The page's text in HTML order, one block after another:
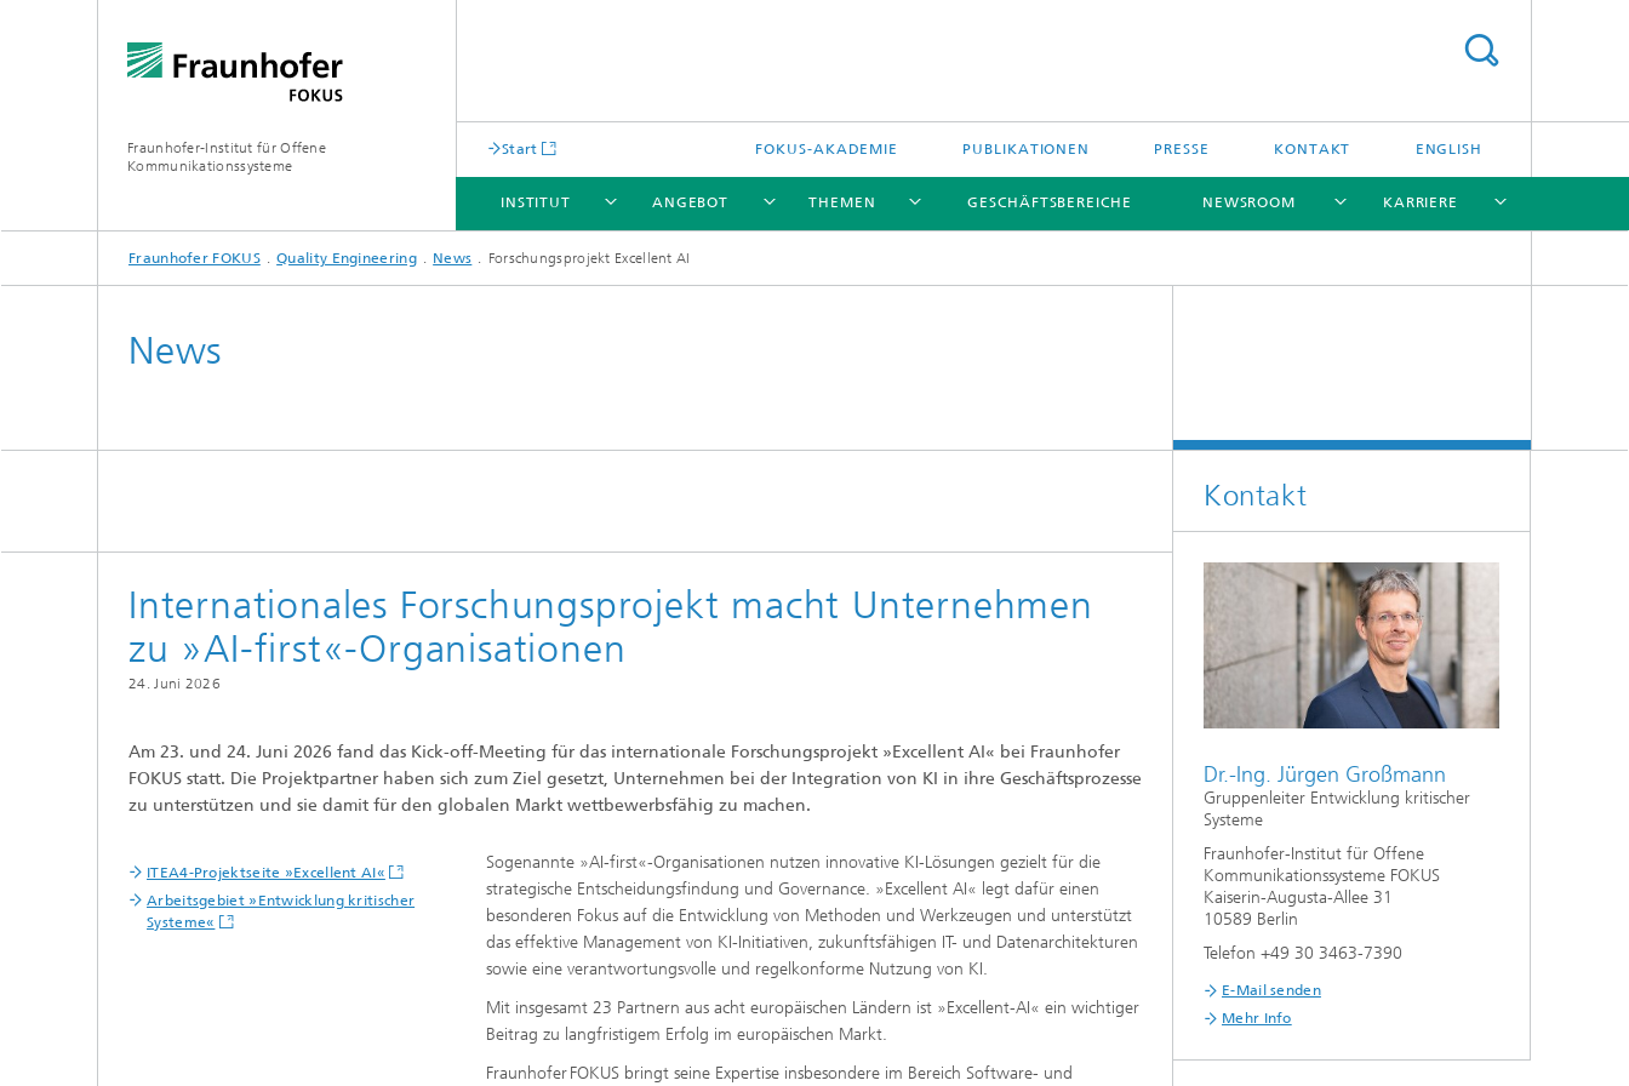
Fraunhofer-Institut für Offene
Kommunikationssysteme
Start FOKUS-AKADEMIE PUBLIKATIONEN PRESSE KONTAKT ENGLISH
INSTITUT
INSTITUT
ANGEBOT
ANGEBOT
THEMEN
THEMEN
GESCHÄFTSBEREICHE NEWSROOM
NEWSROOM
KARRIERE
KARRIERE
Fraunhofer FOKUS Quality Engineering News Forschungsprojekt Excellent AI
News
Internationales Forschungsprojekt macht Unternehmen
zu »AI-first«-Organisationen
24. Juni 2026
Am 23. und 24. Juni 2026 fand das Kick-off-Meeting für das internationale Forschungsprojekt »Excellent AI« bei Fraunhofer
FOKUS statt. Die Projektpartner haben sich zum Ziel gesetzt, Unternehmen bei der Integration von KI in ihre Geschäftsprozesse
zu unterstützen und sie damit für den globalen Markt wettbewerbsfähig zu machen.
ITEA4-Projektseite »Excellent AI«
Arbeitsgebiet »Entwicklung kritischer
Systeme«
Sogenannte »AI-first«-Organisationen nutzen innovative KI-Lösungen gezielt für die
strategische Entscheidungsfindung und Governance. »Excellent AI« legt dafür einen
besonderen Fokus auf die Entwicklung von Methoden und Werkzeugen und unterstützt
das effektive Management von KI-Initiativen, zukunftsfähigen IT- und Datenarchitekturen
sowie eine verantwortungsvolle und regelkonforme Nutzung von KI.
Mit insgesamt 23 Partnern aus acht europäischen Ländern ist »Excellent-AI« ein wichtiger
Beitrag zu langfristigem Erfolg im europäischen Markt.
Fraunhofer FOKUS bringt seine Expertise insbesondere im Bereich Software- und
Kontakt
Dr.-Ing. Jürgen Großmann
Gruppenleiter Entwicklung kritischer
Systeme
Fraunhofer-Institut für Offene
Kommunikationssysteme FOKUS
Kaiserin-Augusta-Allee 31
10589 Berlin
Telefon +49 30 3463-7390
E-Mail senden
Mehr Info